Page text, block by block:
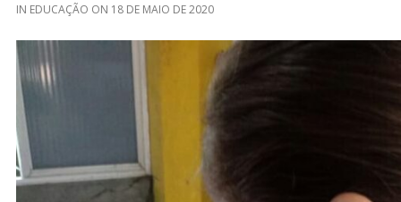
IN EDUCAÇÃO ON 18 DE MAIO DE 2020